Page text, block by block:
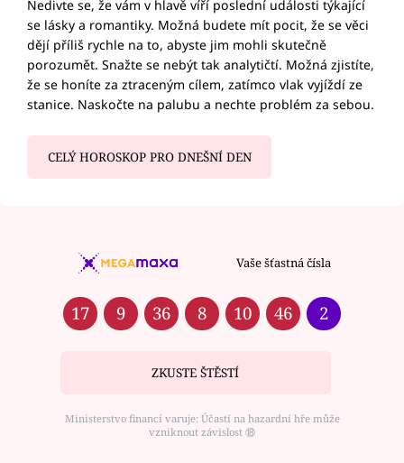
Nedivte se, že vám v hlavě víří poslední události týkající
se lásky a romantiky. Možná budete mít pocit, že se věci
dějí příliš rychle na to, abyste jim mohli skutečně
porozumět. Snažte se nebýt tak analytičtí. Možná zjistíte,
že se honíte za ztraceným cílem, zatímco vlak vyjíždí ze
stanice. Naskočte na palubu a nechte problém za sebou.
CELÝ HOROSKOP PRO DNEŠNÍ DEN
Vaše šťastná čísla
17 9 36 8 10 46 2
ZKUSTE ŠTĚSTÍ
Ministerstvo financí varuje: Účastí na hazardní hře může
vzniknout závislost ⑱